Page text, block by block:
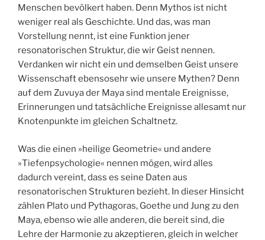
Menschen bevölkert haben. Denn Mythos ist nicht
weniger real als Geschichte. Und das, was man
Vorstellung nennt, ist eine Funktion jener
resonatorischen Struktur, die wir Geist nennen.
Verdanken wir nicht ein und demselben Geist unsere
Wissenschaft ebensosehr wie unsere Mythen? Denn
auf dem Zuvuya der Maya sind mentale Ereignisse,
Erinnerungen und tatsächliche Ereignisse allesamt nur
Knotenpunkte im gleichen Schaltnetz.
Was die einen »heilige Geometrie« und andere
»Tiefenpsychologie« nennen mögen, wird alles
dadurch vereint, dass es seine Daten aus
resonatorischen Strukturen bezieht. In dieser Hinsicht
zählen Plato und Pythagoras, Goethe und Jung zu den
Maya, ebenso wie alle anderen, die bereit sind, die
Lehre der Harmonie zu akzeptieren, gleich in welcher